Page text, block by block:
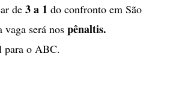
de 3 a 1 do confronto em São
vaga será nos pênaltis.
o ABC.